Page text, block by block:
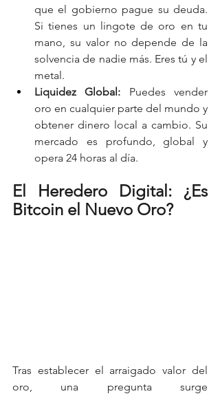
que el gobierno pague su deuda.
Si tienes un lingote de oro en tu
mano, su valor no depende de la
solvencia de nadie más. Eres tú y el
metal.
Liquidez Global: Puedes vender
oro en cualquier parte del mundo y
obtener dinero local a cambio. Su
mercado es profundo, global y
opera 24 horas al día.
El Heredero Digital: ¿Es
Bitcoin el Nuevo Oro?
Tras establecer el arraigado valor del
oro, una pregunta surge